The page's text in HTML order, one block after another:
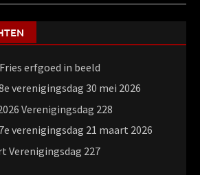
erfgoed in beeld
verenigingsdag 30 mei 2026
Verenigingsdag 228
verenigingsdag 21 maart 2026
Verenigingsdag 227